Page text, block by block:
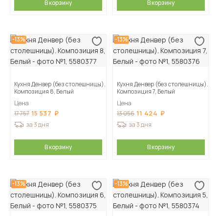
В корзину В корзину
-13%
Кухня Денвер (без столешницы).
Композиция 8, Белый
Цена
17 757 15 537
за 3 дня
В корзину
-13%
Кухня Денвер (без столешницы).
Композиция 7, Белый
Цена
13 056 11 424
за 3 дня
В корзину
-13% -13%